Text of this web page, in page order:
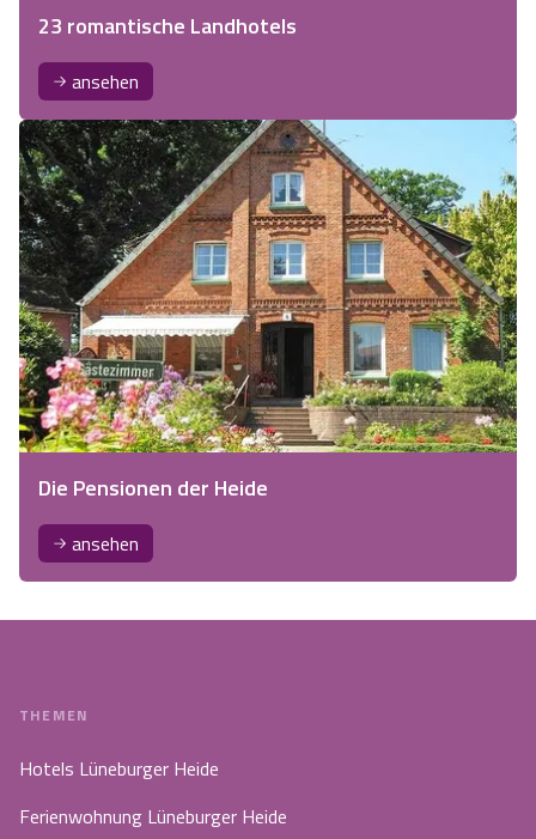
23 romantische Landhotels
ansehen
Die Pensionen der Heide
ansehen
THEMEN
Hotels Lüneburger Heide
Ferienwohnung Lüneburger Heide